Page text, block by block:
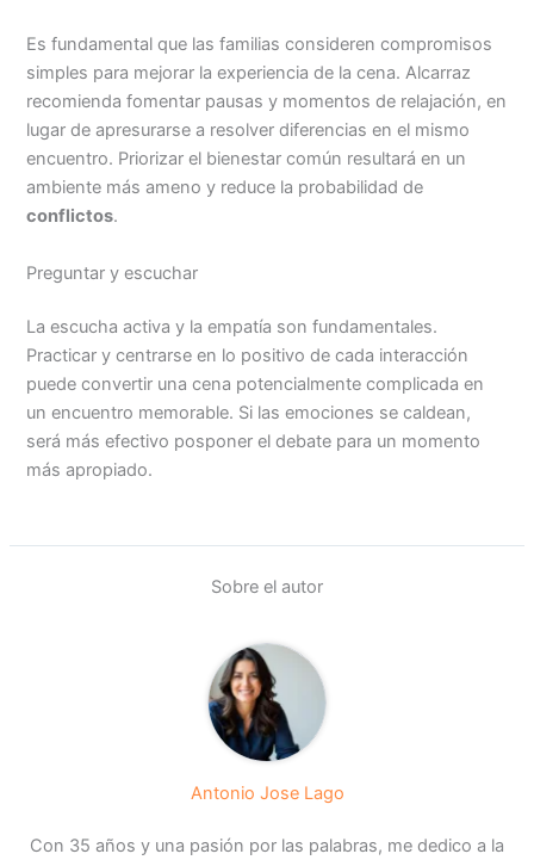
Es fundamental que las familias consideren compromisos
simples para mejorar la experiencia de la cena. Alcarraz
recomienda fomentar pausas y momentos de relajación, en
lugar de apresurarse a resolver diferencias en el mismo
encuentro. Priorizar el bienestar común resultará en un
ambiente más ameno y reduce la probabilidad de
conflictos.
Preguntar y escuchar
La escucha activa y la empatía son fundamentales.
Practicar y centrarse en lo positivo de cada interacción
puede convertir una cena potencialmente complicada en
un encuentro memorable. Si las emociones se caldean,
será más efectivo posponer el debate para un momento
más apropiado.
Sobre el autor
Antonio Jose Lago
Con 35 años y una pasión por las palabras, me dedico a la